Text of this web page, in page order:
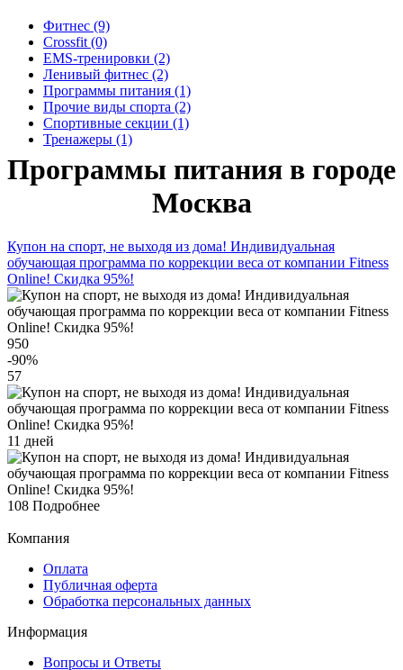
Фитнес (9)
Crossfit (0)
EMS-тренировки (2)
Ленивый фитнес (2)
Программы питания (1)
Прочие виды спорта (2)
Спортивные секции (1)
Тренажеры (1)
Программы питания в городе
Москва
Купон на спорт, не выходя из дома! Индивидуальная
обучающая программа по коррекции веса от компании Fitness
Online! Скидка 95%!
950
-90%
57
11 дней
108 Подробнее
Компания
Оплата
Публичная оферта
Обработка персональных данных
Информация
Вопросы и Ответы